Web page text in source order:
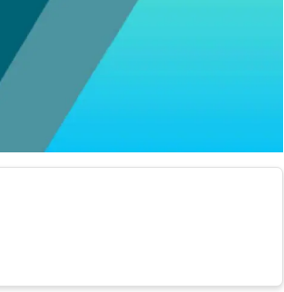
Executive